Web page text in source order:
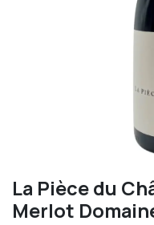
La Pièce du
Merlot